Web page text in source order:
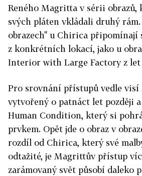
Reného Magritta v sérii obrazů,
svých pláten vkládali druhý
obrazech" u Chirica připomínají
z konkrétních lokací, jako u
Interior with Large Factory z let
Pro srovnání přístupů vedle
vytvořený o patnáct let později
Human Condition, který si
prvkem. Opět jde o obraz v
rozdíl od Chirica, který své
odtažité, je Magrittův přístup
zarámovaný svět působí daleko